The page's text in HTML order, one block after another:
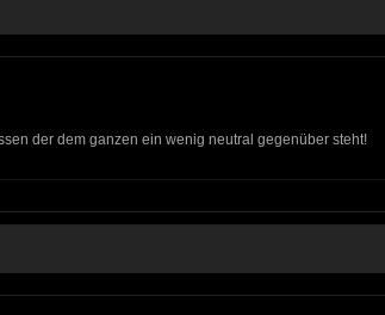
der dem ganzen ein wenig neutral gegenüber steht!